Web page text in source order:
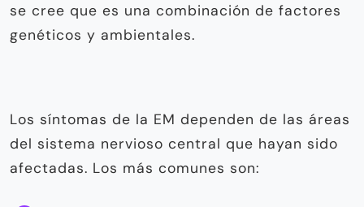
se cree que es una combinación de factores
genéticos y ambientales.
Los síntomas de la EM dependen de las áreas
del sistema nervioso central que hayan sido
afectadas. Los más comunes son: